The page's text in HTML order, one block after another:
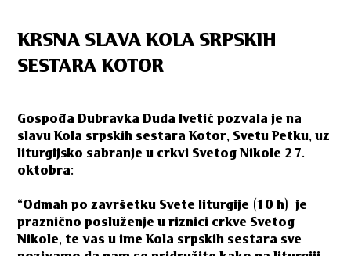
KRSNA SLAVA KOLA SRPSKIH
SESTARA KOTOR
Gospođa Dubravka Duda Ivetić pozvala je na
slavu Kola srpskih sestara Kotor, Svetu Petku, uz
liturgijsko sabranje u crkvi Svetog Nikole 27.
oktobra:
“Odmah po završetku Svete liturgije (10 h) je
praznično posluženje u riznici crkve Svetog
Nikole, te vas u ime Kola srpskih sestara sve